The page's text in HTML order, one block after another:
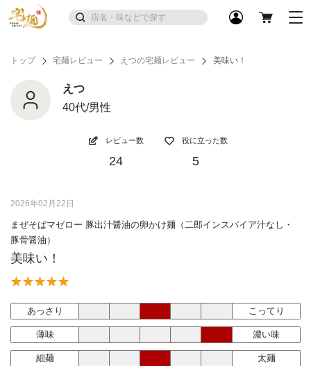
トップ 宅麺レビュー えつの宅麺レビュー 美味い！
えつ
40代/男性
レビュー数
24
役に立った数
5
2026年02月22日
まぜそばマゼロー 豚出汁醤油の卵かけ麺（二郎インスパイア汁なし・
豚骨醤油）
美味い！
あっさり こってり
薄味 濃い味
細麺 太麺